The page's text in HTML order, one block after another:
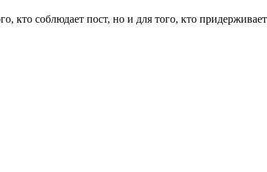
кто соблюдает пост, но и для того, кто